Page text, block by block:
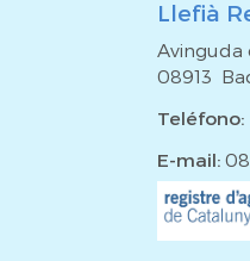
Llefià
Avinguda
08913
Teléfono:
E-mail: